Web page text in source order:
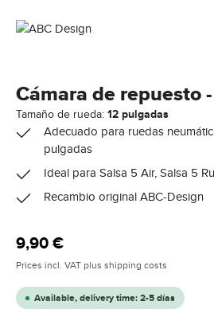
Cámara de repuesto
Tamaño de rueda: 12 pulgadas
Adecuado para ruedas
pulgadas
Ideal para Salsa 5 Air, Salsa 5
Recambio original ABC-Design
Regular price:
9,90 €
Prices incl. VAT plus shipping costs
Available, delivery time: 2-5 días